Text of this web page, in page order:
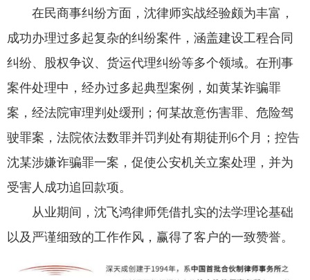
在民商事纠纷方面，沈律师实战经验颇为丰富，
成功办理过多起复杂的纠纷案件，涵盖建设工程合同
纠纷、股权争议、货运代理纠纷等多个领域。在刑事
案件处理中，经办过多起典型案例，如黄某诈骗罪
案，经法院审理判处缓刑；何某故意伤害罪、危险驾
驶罪案，法院依法数罪并罚判处有期徒刑6个月；控告
沈某涉嫌诈骗罪一案，促使公安机关立案处理，并为
受害人成功追回款项。
从业期间，沈飞鸿律师凭借扎实的法学理论基础
以及严谨细致的工作作风，赢得了客户的一致赞誉。